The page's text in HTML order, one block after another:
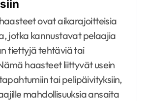
ovat aikarajoitteisia
jotka kannustavat pelaajia
tiettyjä tehtäviä tai
haasteet liittyvät usein
tai pelipäivityksiin,
mahdollisuuksia ansaita